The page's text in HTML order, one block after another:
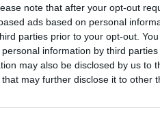
note that after your opt-out
ads based on personal
parties prior to your opt-out.
information by third parties
may also be disclosed by us to
that may further disclose it to other